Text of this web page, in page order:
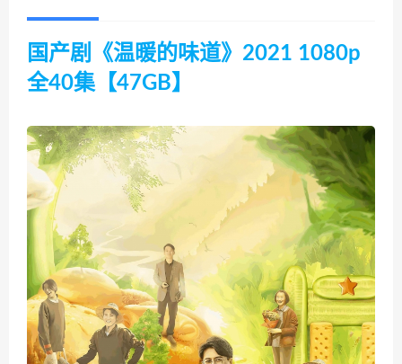
国产剧《温暖的味道》2021 1080p
全40集【47GB】